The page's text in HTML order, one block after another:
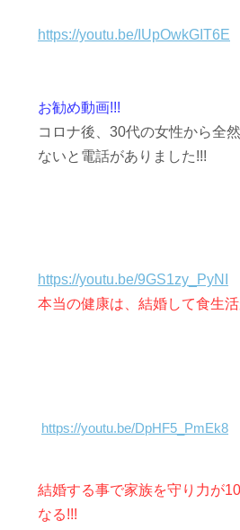
https://youtu.be/IUpOwkGIT6E
お勧め動画!!!
コロナ後、30代の女性から全
ないと電話がありました!!!
https://youtu.be/9GS1zy_PyNI
本当の健康は、結婚して食生
https://youtu.be/DpHF5_PmEk8
結婚する事で家族を守り力が
なる!!!